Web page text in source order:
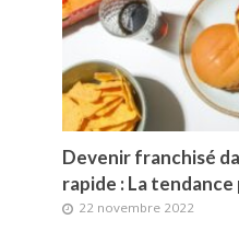
Devenir franchisé
rapide : La
22 novembre 2022